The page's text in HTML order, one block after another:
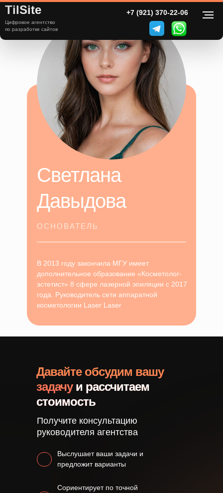
TilSite
Цифровое агентство
по разработке сайтов
+7 (921) 370-22-06
Светлана
Давыдова
ОСНОВАТЕЛЬ
В 2013 году закончила МГУ имеет
дополнительное образование «Косметолог-
эстетист» 8 сфере лазерной эпиляции с 2017
года. Руководитель сети аппаратной
косметологии Laser Laser
Сориентирует по точной
Получите консультацию
руководителя агентства
Выслушает ваши задачи и
предложит варианты
Давайте обсудим вашу
задачу и рассчитаем
стоимость